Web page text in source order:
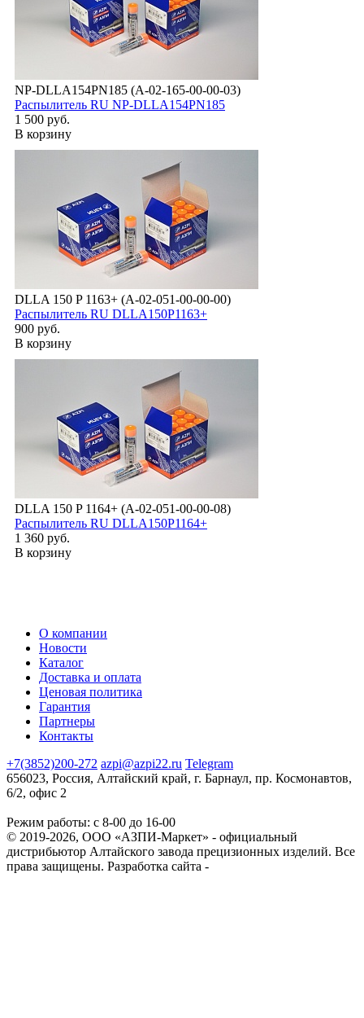
NP-DLLA154PN185 (А-02-165-00-00-03)
Распылитель RU NP-DLLA154PN185
1 500 руб.
В корзину
DLLA 150 P 1163+ (А-02-051-00-00-00)
Распылитель RU DLLA150P1163+
900 руб.
В корзину
DLLA 150 P 1164+ (А-02-051-00-00-08)
Распылитель RU DLLA150P1164+
1 360 руб.
В корзину
О компании
Новости
Каталог
Доставка и оплата
Ценовая политика
Гарантия
Партнеры
Контакты
+7(3852)200-272 azpi@azpi22.ru Telegram
656023, Россия, Алтайский край, г. Барнаул, пр. Космонавтов,
6/2, офис 2
Режим работы: с 8-00 до 16-00
© 2019-2026, ООО «АЗПИ-Маркет» - официальный
дистрибьютор Алтайского завода прецизионных изделий. Все
права защищены. Разработка сайта -